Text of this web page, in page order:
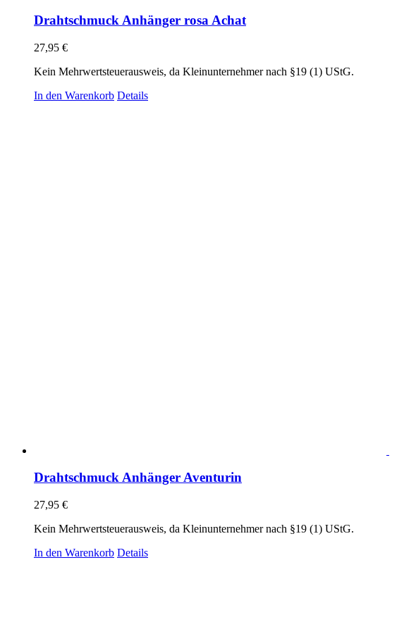
Drahtschmuck Anhänger rosa Achat
27,95 €
Kein Mehrwertsteuerausweis, da Kleinunternehmer nach §19 (1) UStG.
In den Warenkorb Details
Drahtschmuck Anhänger Aventurin
27,95 €
Kein Mehrwertsteuerausweis, da Kleinunternehmer nach §19 (1) UStG.
In den Warenkorb Details